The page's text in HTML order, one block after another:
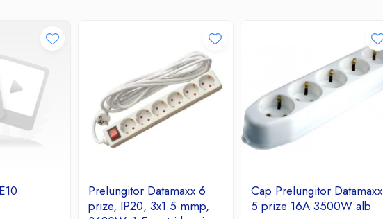
Prelungitor Datamaxx 6
prize, IP20, 3x1.5 mmp,
Cap Prelungitor Datamaxx
5 prize 16A 3500W alb